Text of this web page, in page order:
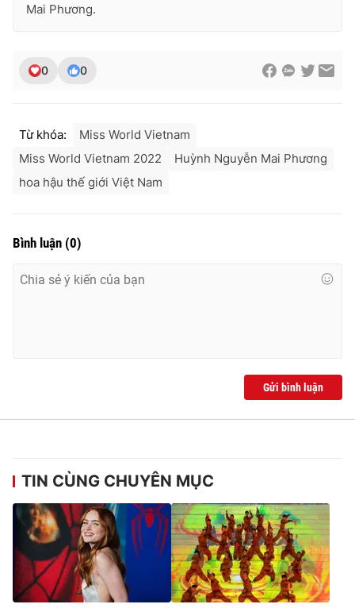
Mai Phương.
0 0
Từ khóa:
Miss World Vietnam
Miss World Vietnam 2022
Huỳnh Nguyễn Mai Phương
hoa hậu thế giới Việt Nam
Bình luận (0)
Gửi bình luận
TIN CÙNG CHUYÊN MỤC